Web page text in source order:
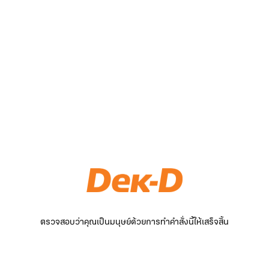
ตรวจสอบว่าคุณเป็นมนุษย์ด้วยการทำคำสั่งนี้ให้เสร็จสิ้น